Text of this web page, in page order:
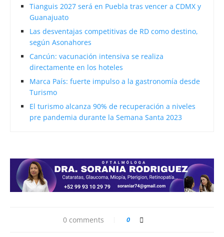
Tianguis 2027 será en Puebla tras vencer a CDMX y
Guanajuato
Las desventajas competitivas de RD como destino,
según Asonahores
Cancún: vacunación intensiva se realiza
directamente en los hoteles
Marca País: fuerte impulso a la gastronomía desde
Turismo
El turismo alcanza 90% de recuperación a niveles
pre pandemia durante la Semana Santa 2023
0 comments 0